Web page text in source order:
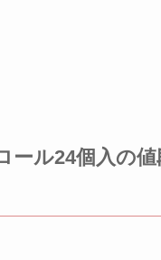
ール24個入の値